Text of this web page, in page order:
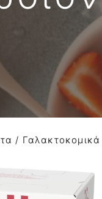
confit φρούτων
και πουρέ
/ Γαλακτοκομικά